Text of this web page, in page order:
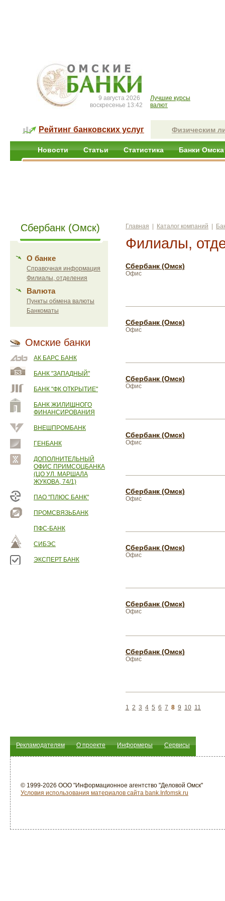
9 августа 2026
воскресенье 13:42
Лучшие курсы
валют
Рейтинг банковских услуг Физическим
Новости Статьи Статистика Банки Омска
Сбербанк (Омск)
О банке
Справочная информация
Филиалы, отделения
Валюта
Пункты обмена валюты
Банкоматы
Омские банки
АК БАРС БАНК
БАНК "ЗАПАДНЫЙ"
БАНК "ФК ОТКРЫТИЕ"
БАНК ЖИЛИЩНОГО
ФИНАНСИРОВАНИЯ
ВНЕШПРОМБАНК
ГЕНБАНК
ДОПОЛНИТЕЛЬНЫЙ
ОФИС ПРИМСОЦБАНКА
(ЦО УЛ. МАРШАЛА
ЖУКОВА, 74/1)
ПАО "ПЛЮС БАНК"
ПРОМСВЯЗЬБАНК
ПФС-БАНК
СИБЭС
ЭКСПЕРТ БАНК
Главная Каталог компаний
Филиалы,
Сбербанк (Омск)
Офис
Сбербанк (Омск)
Офис
Сбербанк (Омск)
Офис
Сбербанк (Омск)
Офис
Сбербанк (Омск)
Офис
Сбербанк (Омск)
Офис
Сбербанк (Омск)
Офис
Сбербанк (Омск)
Офис
1 2 3 4 5 6 7 8 9 10 11
Рекламодателям О проекте Информеры Сервисы
© 1999-2026 ООО "Информационное агентство "Деловой Омск"
Условия использования материалов сайта bank.Infomsk.ru